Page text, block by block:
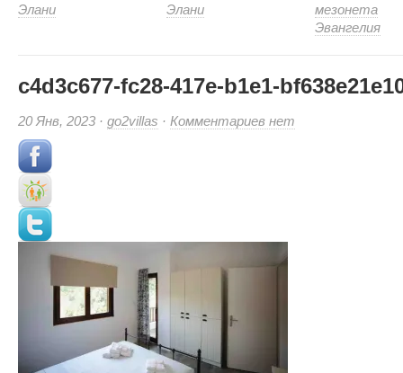
Элани
Элани
мезонета
Эвангелия
c4d3c677-fc28-417e-b1e1-
20 Янв, 2023 · go2villas · Комментариевк
(Small)
нет